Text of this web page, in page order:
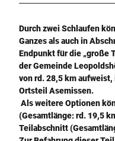
Durch zwei Schlaufen
Ganzes als auch in
Endpunkt für die „große
der Gemeinde
von rd. 28,5 km aufweist,
Ortsteil Asemissen.
Als weitere Optionen
(Gesamtlänge: rd. 19,5
Teilabschnitt